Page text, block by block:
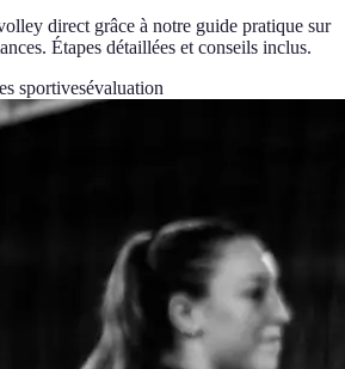
direct grâce à notre guide pratique sur
Étapes détaillées et conseils inclus.
sportivesévaluation